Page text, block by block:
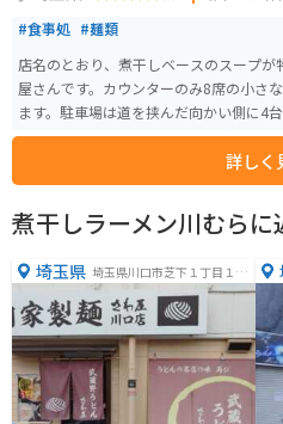
#食事処 #麺類
店名のとおり、煮干しベースのスープ
屋さんです。カウンターのみ8席の小さ
ます。駐車場は道を挟んだ向かい側に4
用のスペースとなっています。埼玉県
詳しく
煮干しラーメン川むらに
埼玉県 埼玉県川口市芝下１丁目１０
−５